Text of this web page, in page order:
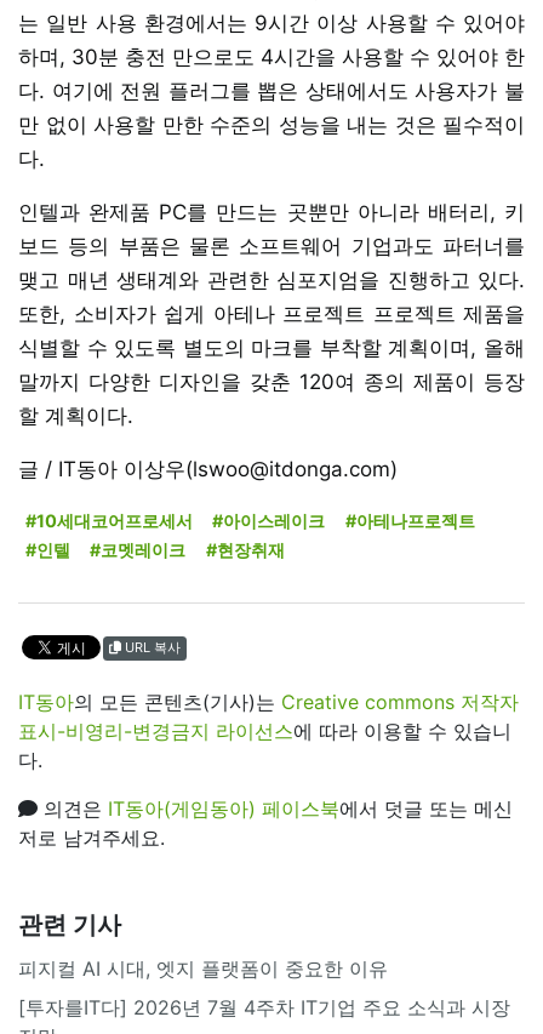
는 일반 사용 환경에서는 9시간 이상 사용할 수 있어야
하며, 30분 충전 만으로도 4시간을 사용할 수 있어야 한
다. 여기에 전원 플러그를 뽑은 상태에서도 사용자가 불
만 없이 사용할 만한 수준의 성능을 내는 것은 필수적이
다.
인텔과 완제품 PC를 만드는 곳뿐만 아니라 배터리, 키
보드 등의 부품은 물론 소프트웨어 기업과도 파터너를
맺고 매년 생태계와 관련한 심포지엄을 진행하고 있다.
또한, 소비자가 쉽게 아테나 프로젝트 프로젝트 제품을
식별할 수 있도록 별도의 마크를 부착할 계획이며, 올해
말까지 다양한 디자인을 갖춘 120여 종의 제품이 등장
할 계획이다.
글 / IT동아 이상우(lswoo@itdonga.com)
#10세대코어프로세서 #아이스레이크
#아테나프로젝트
#인텔
#코멧레이크 #현장취재
URL 복사
IT동아의 모든 콘텐츠(기사)는 Creative commons 저작자
표시-비영리-변경금지 라이선스에 따라 이용할 수 있습니
다.
의견은 IT동아(게임동아) 페이스북에서 덧글 또는 메신
저로 남겨주세요.
관련 기사
피지컬 AI 시대, 엣지 플랫폼이 중요한 이유
[투자를IT다] 2026년 7월 4주차 IT기업 주요 소식과 시장